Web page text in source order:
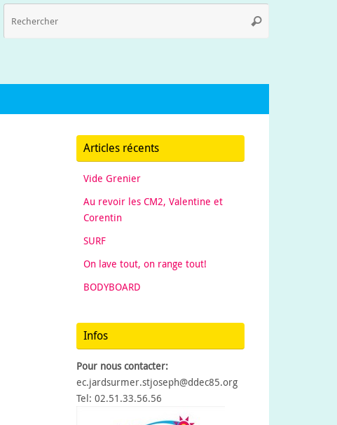
Rechercher
Articles récents
Vide Grenier
Au revoir les CM2, Valentine et
Corentin
SURF
On lave tout, on range tout!
BODYBOARD
Infos
Pour nous contacter:
ec.jardsurmer.stjoseph@ddec85.org
Tel: 02.51.33.56.56